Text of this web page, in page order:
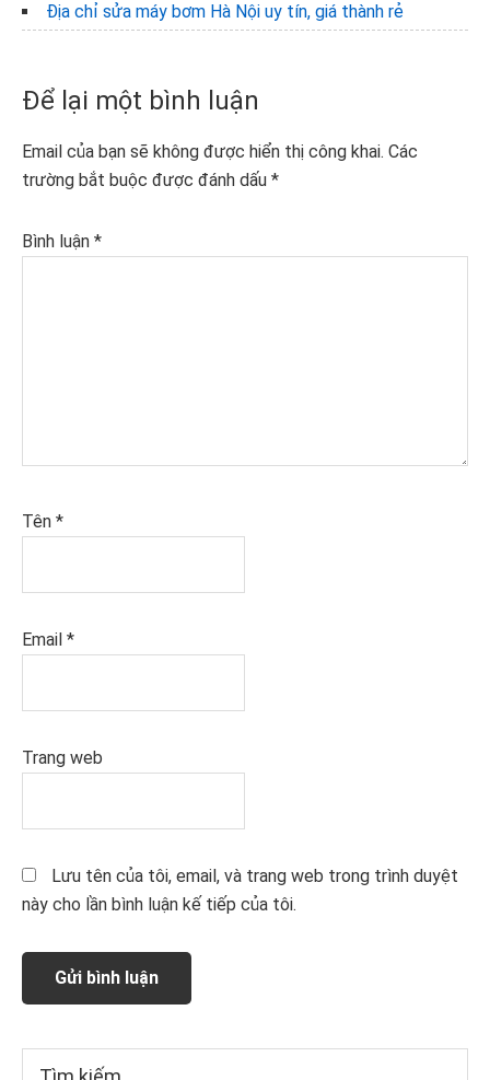
Địa chỉ sửa máy bơm Hà Nội uy tín, giá thành rẻ
Reader
Interactions
Để lại một bình luận
Email của bạn sẽ không được hiển thị công khai. Các
trường bắt buộc được đánh dấu *
Bình luận *
Tên *
Email *
Trang web
Lưu tên của tôi, email, và trang web trong trình duyệt
này cho lần bình luận kế tiếp của tôi.
Sidebar